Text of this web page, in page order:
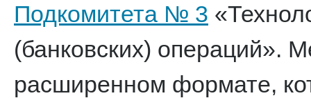
Подкомитета № 3
(банковских) операций».
расширенном формате,